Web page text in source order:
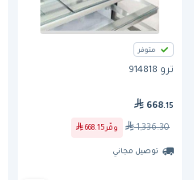
متوفر
ترو 914818
668.15
1,336.30 وفّر 668.15
توصيل مجاني